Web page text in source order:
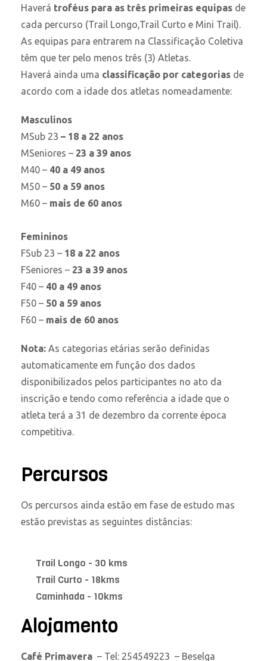
Haverá troféus para as três primeiras equipas de
cada percurso (Trail Longo,Trail Curto e Mini Trail).
As equipas para entrarem na Classificação Coletiva
têm que ter pelo menos três (3) Atletas.
Haverá ainda uma classificação por categorias de
acordo com a idade dos atletas nomeadamente:
Masculinos
MSub 23 – 18 a 22 anos
MSeniores – 23 a 39 anos
M40 – 40 a 49 anos
M50 – 50 a 59 anos
M60 – mais de 60 anos
Femininos
FSub 23 – 18 a 22 anos
FSeniores – 23 a 39 anos
F40 – 40 a 49 anos
F50 – 50 a 59 anos
F60 – mais de 60 anos
Nota: As categorias etárias serão definidas
automaticamente em função dos dados
disponibilizados pelos participantes no ato da
inscrição e tendo como referência a idade que o
atleta terá a 31 de dezembro da corrente época
competitiva.
Percursos
Os percursos ainda estão em fase de estudo mas
estão previstas as seguintes distâncias:
Trail Longo - 30 kms
Trail Curto - 18kms
Caminhada - 10kms
Alojamento
Café Primavera – Tel: 254549223 – Beselga